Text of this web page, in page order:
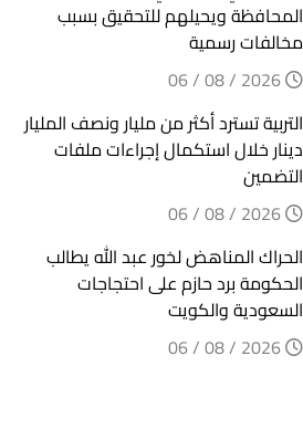
المحافظة ويحيلهم للتحقيق بسبب
مخالفات رسمية
التربية تسترد أكثر من مليار ونصف المليار
دينار خلال استكمال إجراءات ملفات
التضمين
الحراك المناهض لخور عبد الله يطالب
الحكومة برد حازم على احتجاجات
السعودية والكويت